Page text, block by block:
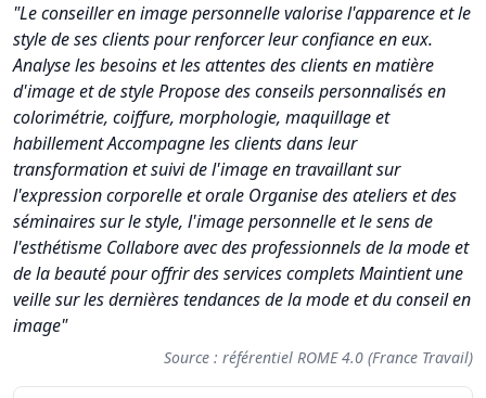
"Le conseiller en image personnelle valorise l'apparence et le
style de ses clients pour renforcer leur confiance en eux.
Analyse les besoins et les attentes des clients en matière
d'image et de style Propose des conseils personnalisés en
colorimétrie, coiffure, morphologie, maquillage et
habillement Accompagne les clients dans leur
transformation et suivi de l'image en travaillant sur
l'expression corporelle et orale Organise des ateliers et des
séminaires sur le style, l'image personnelle et le sens de
l'esthétisme Collabore avec des professionnels de la mode et
de la beauté pour offrir des services complets Maintient une
veille sur les dernières tendances de la mode et du conseil en
image"
Source : référentiel ROME 4.0 (France Travail)